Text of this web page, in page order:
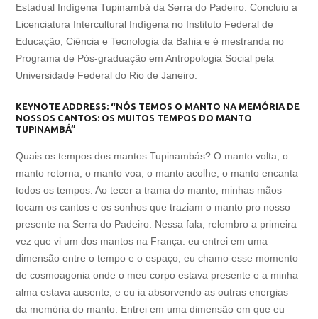
Estadual Indígena Tupinambá da Serra do Padeiro. Concluiu a
Licenciatura Intercultural Indígena no Instituto Federal de
Educação, Ciência e Tecnologia da Bahia e é mestranda no
Programa de Pós-graduação em Antropologia Social pela
Universidade Federal do Rio de Janeiro.
KEYNOTE ADDRESS: “NÓS TEMOS O MANTO NA MEMÓRIA DE
NOSSOS CANTOS: OS MUITOS TEMPOS DO MANTO
TUPINAMBÁ”
Quais os tempos dos mantos Tupinambás? O manto volta, o
manto retorna, o manto voa, o manto acolhe, o manto encanta
todos os tempos. Ao tecer a trama do manto, minhas mãos
tocam os cantos e os sonhos que traziam o manto pro nosso
presente na Serra do Padeiro. Nessa fala, relembro a primeira
vez que vi um dos mantos na França: eu entrei em uma
dimensão entre o tempo e o espaço, eu chamo esse momento
de cosmoagonia onde o meu corpo estava presente e a minha
alma estava ausente, e eu ia absorvendo as outras energias
da memória do manto. Entrei em uma dimensão em que eu